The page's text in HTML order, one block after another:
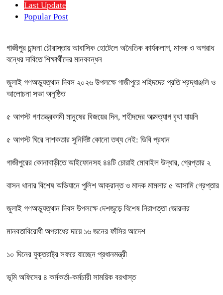
Last Update
Popular Post
গাজীপুর চান্দনা চৌরাস্তায় আবাসিক হোটেলে অনৈতিক কার্যকলাপ, মাদক ও অপরাধ
বন্ধের দাবিতে শিক্ষার্থীদের মানববন্ধন
জুলাই গণঅভ্যুত্থান দিবস ২০২৬ উপলক্ষে গাজীপুরে শহিদদের প্রতি শ্রদ্ধাঞ্জলি ও
আলোচনা সভা অনুষ্ঠিত
৫ আগস্ট গণতন্ত্রকামী মানুষের বিজয়ের দিন, শহীদদের আত্মত্যাগ বৃথা যায়নি
৫ আগস্ট ঘিরে নাশকতার সুনির্দিষ্ট কোনো তথ্য নেই: ডিবি প্রধান
গাজীপুরের কোনাবাড়ীতে আইফোনসহ ৪৪টি চোরাই মোবাইল উদ্ধার, গ্রেপ্তার ২
বাসন থানার বিশেষ অভিযানে পুলিশ আক্রান্ত ও মাদক মামলার ৫ আসামি গ্রেপ্তার
জুলাই গণঅভ্যুত্থান দিবস উপলক্ষে দেশজুড়ে বিশেষ নিরাপত্তা জোরদার
মানবতাবিরোধী অপরাধের দায়ে ১৬ জনের ফাঁসির আদেশ
১০ দিনের যুক্তরাষ্ট্র সফরে যাচ্ছেন প্রধানমন্ত্রী
ভূমি অফিসের ৪ কর্মকর্তা-কর্মচারী সাময়িক বরখাস্ত